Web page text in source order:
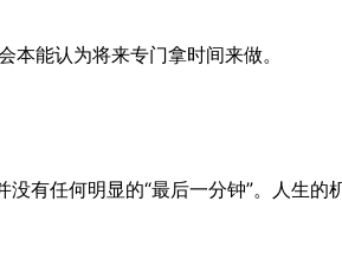
能认为将来专门拿时间来做。
有任何明显的“最后一分钟”。人生的